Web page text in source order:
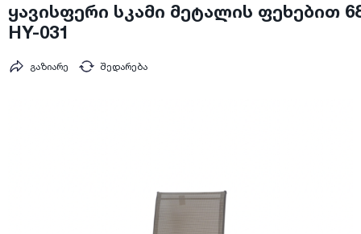
ყავისფერი სკამი მეტალის ფეხებით
HY-031
შედარება
გაზიარე